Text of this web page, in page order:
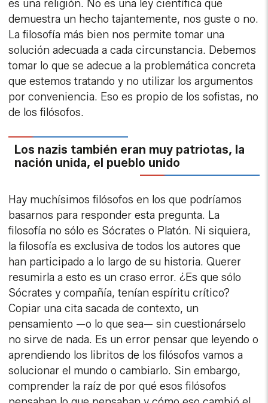
es una religión. No es una ley científica que
demuestra un hecho tajantemente, nos guste o no.
La filosofía más bien nos permite tomar una
solución adecuada a cada circunstancia. Debemos
tomar lo que se adecue a la problemática concreta
que estemos tratando y no utilizar los argumentos
por conveniencia. Eso es propio de los sofistas, no
de los filósofos.
Los nazis también eran muy patriotas, la
nación unida, el pueblo unido
Hay muchísimos filósofos en los que podríamos
basarnos para responder esta pregunta. La
filosofía no sólo es Sócrates o Platón. Ni siquiera,
la filosofía es exclusiva de todos los autores que
han participado a lo largo de su historia. Querer
resumirla a esto es un craso error. ¿Es que sólo
Sócrates y compañía, tenían espíritu crítico?
Copiar una cita sacada de contexto, un
pensamiento —o lo que sea— sin cuestionárselo
no sirve de nada. Es un error pensar que leyendo o
aprendiendo los libritos de los filósofos vamos a
solucionar el mundo o cambiarlo. Sin embargo,
comprender la raíz de por qué esos filósofos